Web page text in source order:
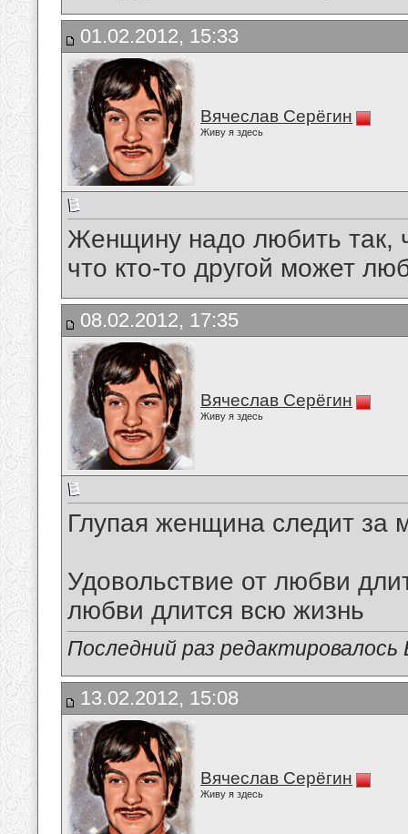
01.02.2012, 15:33
Вячеслав Серёгин
Живу я здесь
Женщину надо любить так,
что кто-то другой может
08.02.2012, 17:35
Вячеслав Серёгин
Живу я здесь
Глупая женщина следит за
Удовольствие от любви
любви длится всю жизнь
Последний раз
13.02.2012, 15:08
Вячеслав Серёгин
Живу я здесь